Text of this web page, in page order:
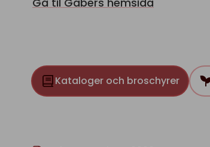
Kataloger och broschyrer